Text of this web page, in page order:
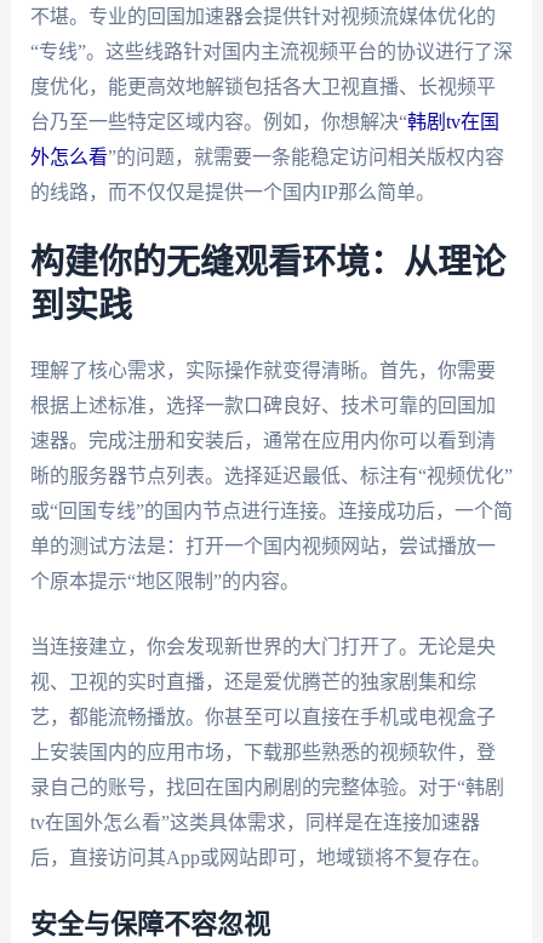
不堪。专业的回国加速器会提供针对视频流媒体优化的
“专线”。这些线路针对国内主流视频平台的协议进行了深
度优化，能更高效地解锁包括各大卫视直播、长视频平
台乃至一些特定区域内容。例如，你想解决“韩剧tv在国
外怎么看”的问题，就需要一条能稳定访问相关版权内容
的线路，而不仅仅是提供一个国内IP那么简单。
构建你的无缝观看环境：从理论
到实践
理解了核心需求，实际操作就变得清晰。首先，你需要
根据上述标准，选择一款口碑良好、技术可靠的回国加
速器。完成注册和安装后，通常在应用内你可以看到清
晰的服务器节点列表。选择延迟最低、标注有“视频优化”
或“回国专线”的国内节点进行连接。连接成功后，一个简
单的测试方法是：打开一个国内视频网站，尝试播放一
个原本提示“地区限制”的内容。
当连接建立，你会发现新世界的大门打开了。无论是央
视、卫视的实时直播，还是爱优腾芒的独家剧集和综
艺，都能流畅播放。你甚至可以直接在手机或电视盒子
上安装国内的应用市场，下载那些熟悉的视频软件，登
录自己的账号，找回在国内刷剧的完整体验。对于“韩剧
tv在国外怎么看”这类具体需求，同样是在连接加速器
后，直接访问其App或网站即可，地域锁将不复存在。
安全与保障不容忽视